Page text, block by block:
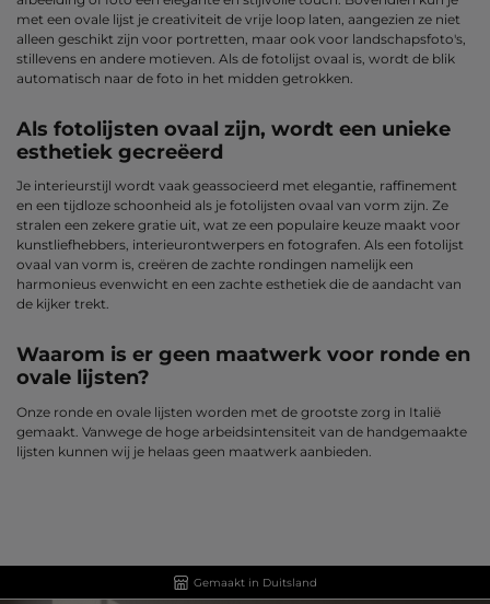
met een ovale lijst je creativiteit de vrije loop laten, aangezien ze niet
alleen geschikt zijn voor portretten, maar ook voor landschapsfoto's,
stillevens en andere motieven. Als de fotolijst ovaal is, wordt de blik
automatisch naar de foto in het midden getrokken.
Als fotolijsten ovaal zijn, wordt een unieke
esthetiek gecreëerd
Je interieurstijl wordt vaak geassocieerd met elegantie, raffinement
en een tijdloze schoonheid als je fotolijsten ovaal van vorm zijn. Ze
stralen een zekere gratie uit, wat ze een populaire keuze maakt voor
kunstliefhebbers, interieurontwerpers en fotografen. Als een fotolijst
ovaal van vorm is, creëren de zachte rondingen namelijk een
harmonieus evenwicht en een zachte esthetiek die de aandacht van
de kijker trekt.
Waarom is er geen maatwerk voor ronde en
ovale lijsten?
Onze ronde en ovale lijsten worden met de grootste zorg in Italië
gemaakt. Vanwege de hoge arbeidsintensiteit van de handgemaakte
lijsten kunnen wij je helaas geen maatwerk aanbieden.
Gemaakt in Duitsland